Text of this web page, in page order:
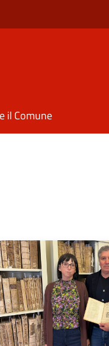
il Comune